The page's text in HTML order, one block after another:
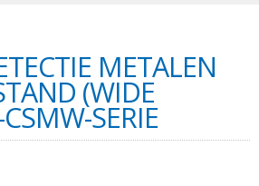
METALEN
(WIDE
SERIE